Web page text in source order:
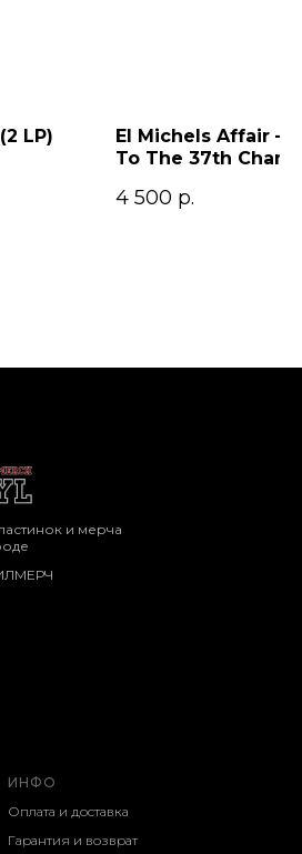
LP)
El Michels Affair –
To The 37th
4 500 р.
ИНФО
Оплата и доставка
и мерча
Гарантия и возврат